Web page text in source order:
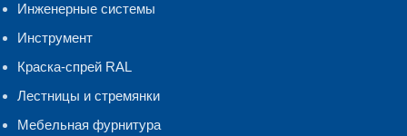
Инженерные системы
Инструмент
Краска-спрей RAL
Лестницы и стремянки
Мебельная фурнитура